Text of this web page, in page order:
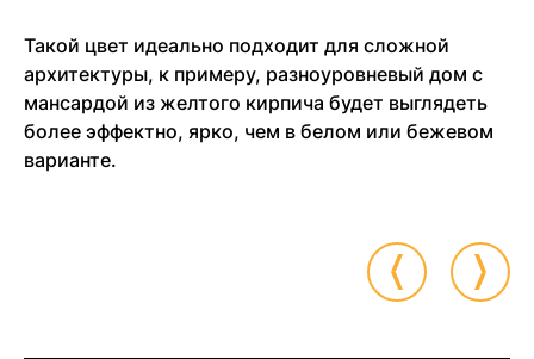
Такой цвет идеально подходит для сложной
архитектуры, к примеру, разноуровневый дом с
мансардой из желтого кирпича будет выглядеть
более эффектно, ярко, чем в белом или бежевом
варианте.